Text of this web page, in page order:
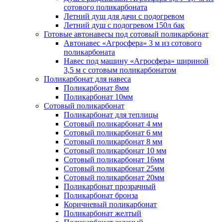
сотового поликарбоната
Летний душ для дачи с подогревом
Летний душ с подогревом 150л бак
Готовые автонавесы под сотовый поликарбонат
Автонавес «Агросфера» 3 м из сотового
поликарбоната
Навес под машину «Агросфера» шириной
3,5 м с сотовым поликарбонатом
Поликарбонат для навеса
Поликарбонат 8мм
Поликарбонат 10мм
Сотовый поликарбонат
Поликарбонат для теплицы
Сотовый поликарбонат 4 мм
Сотовый поликарбонат 6 мм
Сотовый поликарбонат 8 мм
Сотовый поликарбонат 10 мм
Сотовый поликарбонат 16мм
Сотовый поликарбонат 25мм
Сотовый поликарбонат 20мм
Поликарбонат прозрачный
Поликарбонат бронза
Коричневый поликарбонат
Поликарбонат желтый